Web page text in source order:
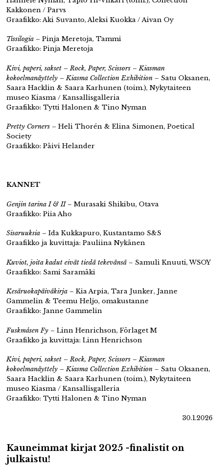
Kakkonen / Parvs
Graafikko: Aki Suvanto, Aleksi Kuokka / Aivan Oy
Tissilogia – Pinja Meretoja, Tammi
Graafikko: Pinja Meretoja
Kivi, paperi, sakset – Rock, Paper, Scissors – Kiasman
kokoelmanäyttely – Kiasma Collection Exhibition – Satu Oksanen,
Saara Hacklin & Saara Karhunen (toim.), Nykytaiteen
museo Kiasma / Kansallisgalleria
Graafikko: Tytti Halonen & Tino Nyman
Pretty Corners – Heli Thorén & Elina Simonen, Poetical
Society
Graafikko: Päivi Helander
KANNET
Genjin tarina I & II– Murasaki Shikibu, Otava
Graafikko: Piia Aho
Sisaruuksia – Ida Kukkapuro, Kustantamo S&S
Graafikko ja kuvittaja: Pauliina Nykänen
Kuviot, joita kadut eivät tiedä tekevänsä – Samuli Knuuti, WSOY
Graafikko: Sami Saramäki
Kesäruokapäiväkirja – Kia Arpia, Tara Junker, Janne
Gammelin & Teemu Heljo, omakustanne
Graafikko: Janne Gammelin
Fuskmåsen Fy – Linn Henrichson, Förlaget M
Graafikko ja kuvittaja: Linn Henrichson
Kivi, paperi, sakset – Rock, Paper, Scissors – Kiasman
kokoelmanäyttely – Kiasma Collection Exhibition – Satu Oksanen,
Saara Hacklin & Saara Karhunen (toim.), Nykytaiteen
museo Kiasma / Kansallisgalleria
Graafikko: Tytti Halonen & Tino Nyman
30.1.2026
Kauneimmat kirjat 2025 -finalistit on
julkaistu!